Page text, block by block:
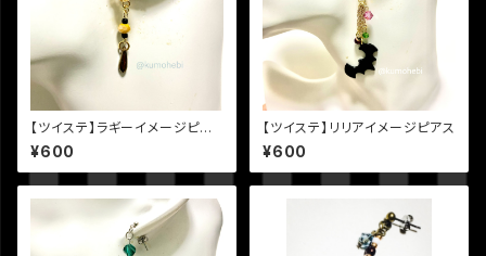
【ツイステ】ラギーイメージピア
ス
¥600
【ツイステ】リリアイメージピアス
¥600